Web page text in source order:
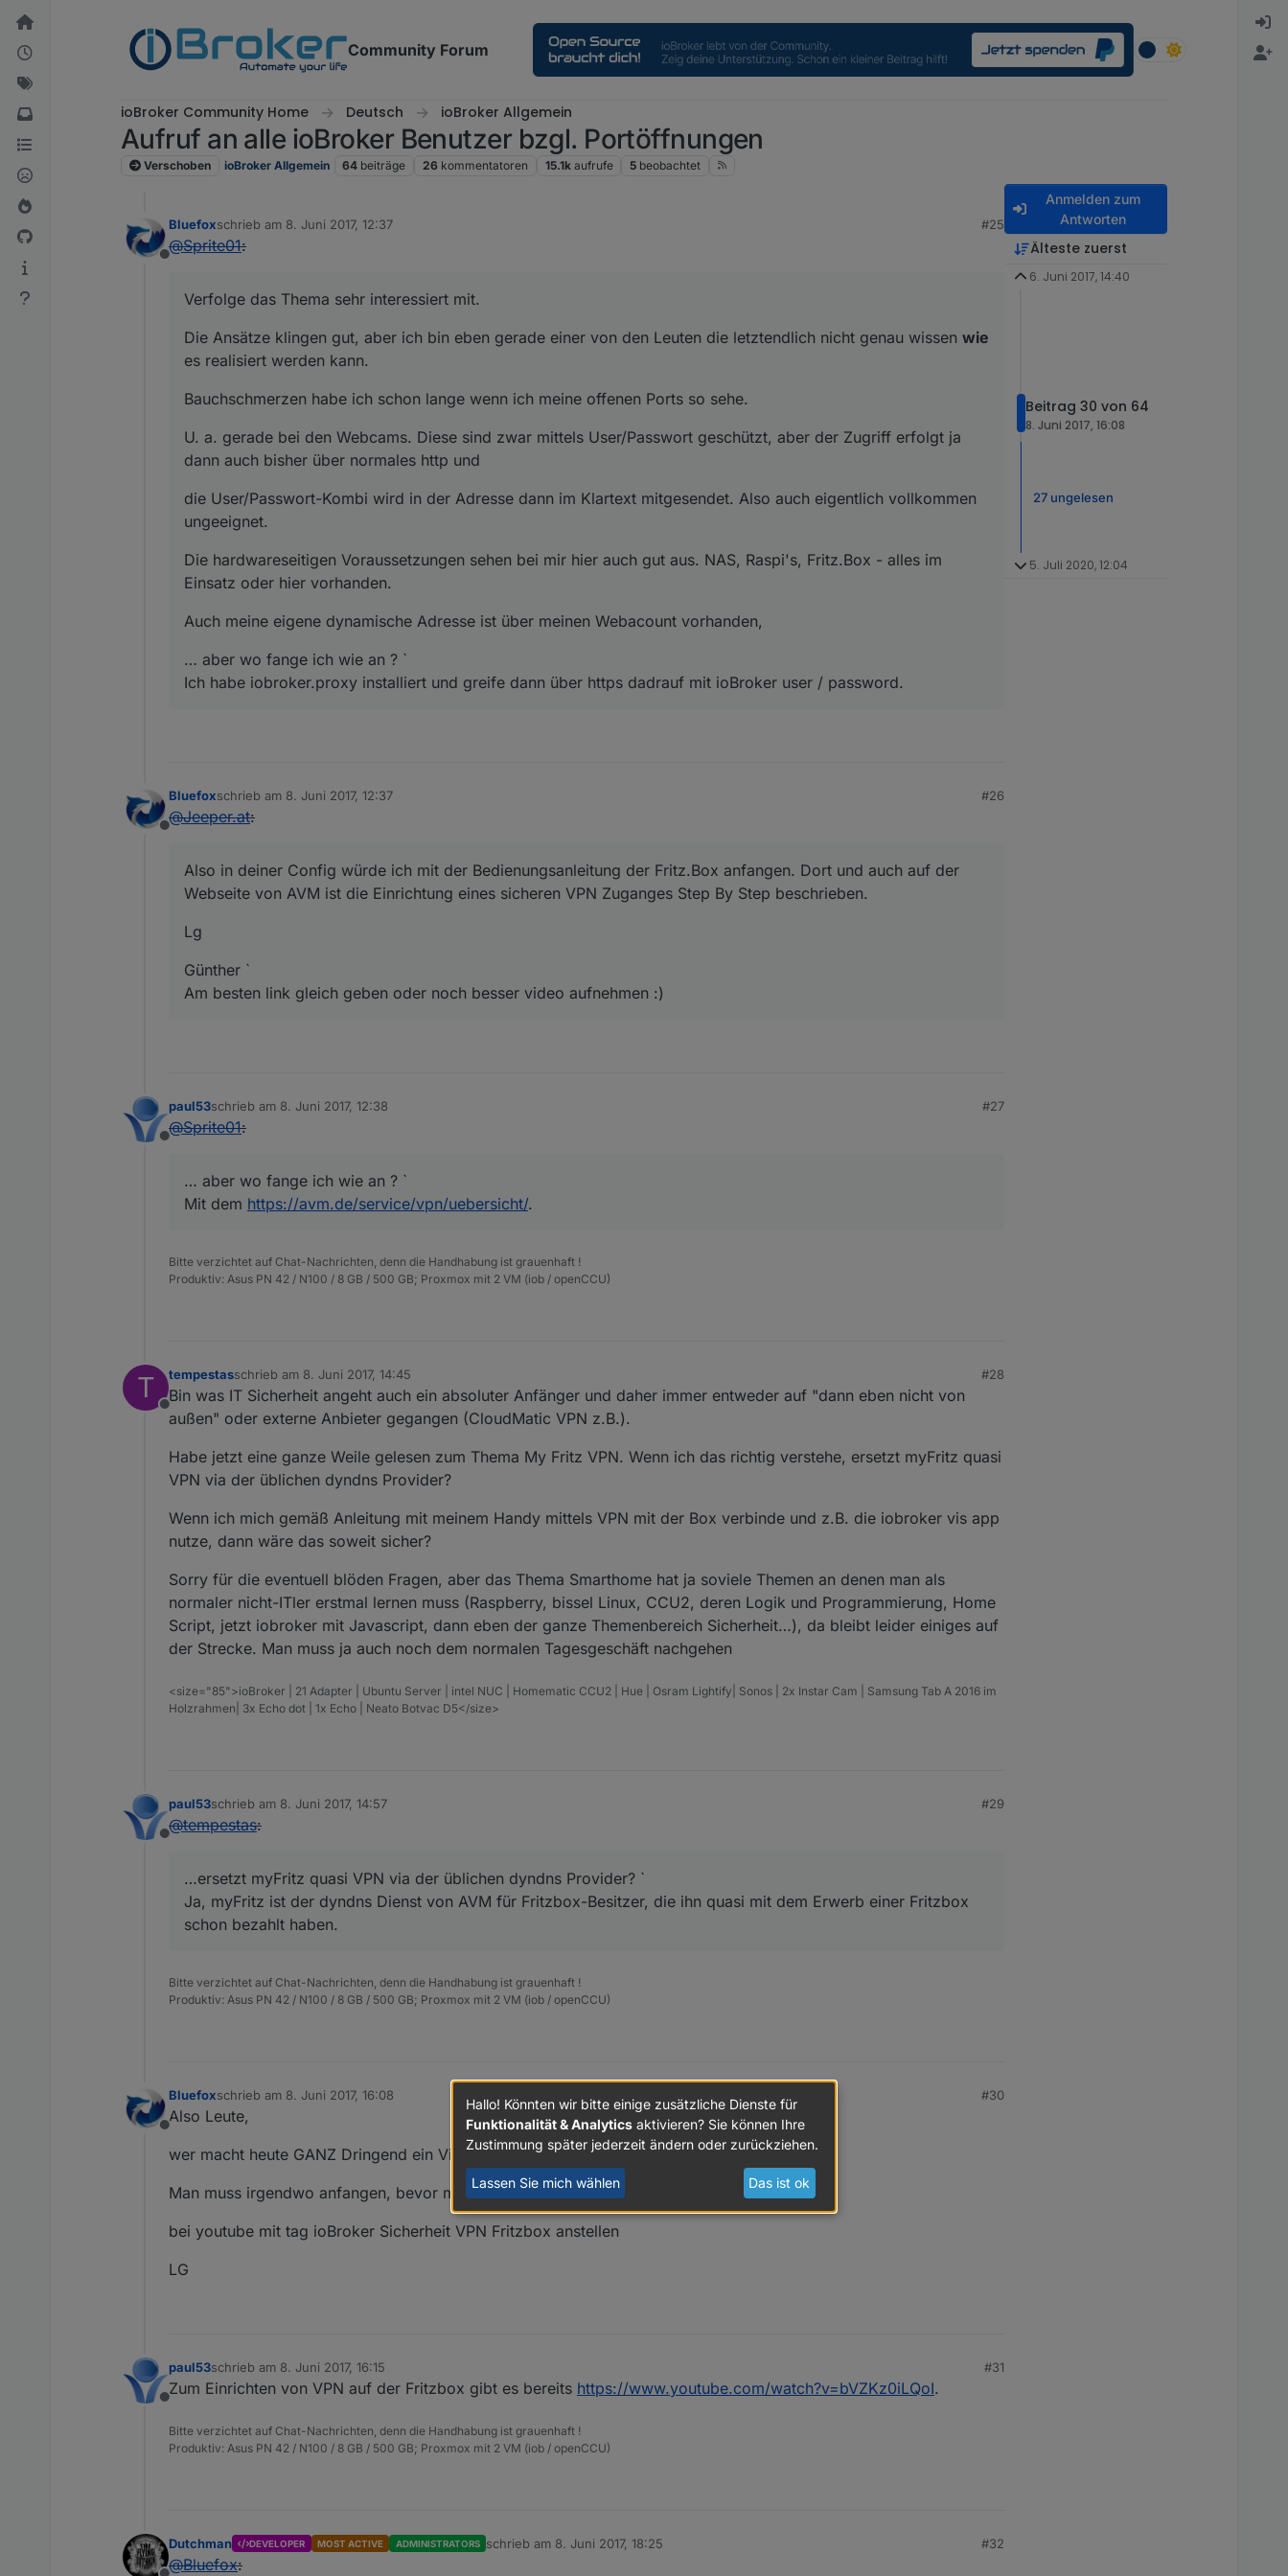
Weiter zum Inhalt
Community Forum
ioBroker Community Home Deutsch ioBroker Allgemein
Aufruf an alle ioBroker Benutzer bzgl. Portöffnungen
Verschoben ioBroker Allgemein 64 beiträge 26 kommentatoren 15.1k aufrufe 5 beobachtet
Offline
Bluefoxschrieb am 8. Juni 2017, 12:37
zuletzt editiert von
#25
@Sprite01:
Verfolge das Thema sehr interessiert mit.
Die Ansätze klingen gut, aber ich bin eben gerade einer von den Leuten die letztendlich nicht genau wissen wie
es realisiert werden kann.
Bauchschmerzen habe ich schon lange wenn ich meine offenen Ports so sehe.
U. a. gerade bei den Webcams. Diese sind zwar mittels User/Passwort geschützt, aber der Zugriff erfolgt ja
dann auch bisher über normales http und
die User/Passwort-Kombi wird in der Adresse dann im Klartext mitgesendet. Also auch eigentlich vollkommen
ungeeignet.
Die hardwareseitigen Voraussetzungen sehen bei mir hier auch gut aus. NAS, Raspi's, Fritz.Box - alles im
Einsatz oder hier vorhanden.
Auch meine eigene dynamische Adresse ist über meinen Webacount vorhanden,
… aber wo fange ich wie an ? `
Ich habe iobroker.proxy installiert und greife dann über https dadrauf mit ioBroker user / password.
Offline
Bluefoxschrieb am 8. Juni 2017, 12:37
zuletzt editiert von
#26
@Jeeper.at:
Also in deiner Config würde ich mit der Bedienungsanleitung der Fritz.Box anfangen. Dort und auch auf der
Webseite von AVM ist die Einrichtung eines sicheren VPN Zuganges Step By Step beschrieben.
Lg
Günther `
Am besten link gleich geben oder noch besser video aufnehmen :)
Offline
paul53schrieb am 8. Juni 2017, 12:38
zuletzt editiert von
#27
@Sprite01:
… aber wo fange ich wie an ? `
Mit dem https://avm.de/service/vpn/uebersicht/.
Bitte verzichtet auf Chat-Nachrichten, denn die Handhabung ist grauenhaft !
Produktiv: Asus PN 42 / N100 / 8 GB / 500 GB; Proxmox mit 2 VM (iob / openCCU)
T
Offline
tempestasschrieb am 8. Juni 2017, 14:45
zuletzt editiert von
#28
Bin was IT Sicherheit angeht auch ein absoluter Anfänger und daher immer entweder auf "dann eben nicht von
außen" oder externe Anbieter gegangen (CloudMatic VPN z.B.).
Habe jetzt eine ganze Weile gelesen zum Thema My Fritz VPN. Wenn ich das richtig verstehe, ersetzt myFritz quasi
VPN via der üblichen dyndns Provider?
Wenn ich mich gemäß Anleitung mit meinem Handy mittels VPN mit der Box verbinde und z.B. die iobroker vis app
nutze, dann wäre das soweit sicher?
Sorry für die eventuell blöden Fragen, aber das Thema Smarthome hat ja soviele Themen an denen man als
normaler nicht-ITler erstmal lernen muss (Raspberry, bissel Linux, CCU2, deren Logik und Programmierung, Home
Script, jetzt iobroker mit Javascript, dann eben der ganze Themenbereich Sicherheit…), da bleibt leider einiges auf
der Strecke. Man muss ja auch noch dem normalen Tagesgeschäft nachgehen
<size="85">ioBroker | 21 Adapter | Ubuntu Server | intel NUC | Homematic CCU2 | Hue | Osram Lightify| Sonos | 2x Instar Cam | Samsung Tab A 2016 im
Holzrahmen| 3x Echo dot | 1x Echo | Neato Botvac D5</size>
Offline
paul53schrieb am 8. Juni 2017, 14:57
zuletzt editiert von
#29
@tempestas:
…ersetzt myFritz quasi VPN via der üblichen dyndns Provider? `
Ja, myFritz ist der dyndns Dienst von AVM für Fritzbox-Besitzer, die ihn quasi mit dem Erwerb einer Fritzbox
schon bezahlt haben.
Bitte verzichtet auf Chat-Nachrichten, denn die Handhabung ist grauenhaft !
Produktiv: Asus PN 42 / N100 / 8 GB / 500 GB; Proxmox mit 2 VM (iob / openCCU)
Offline
Bluefoxschrieb am 8. Juni 2017, 16:08
zuletzt editiert von
#30
Also Leute,
wer macht heute GANZ Dringend ein Video, kurz, mit Handy, 1 min reicht!
Man muss irgendwo anfangen, bevor man Ausführliche Anleitung mit tutorials gemacht hat.
bei youtube mit tag ioBroker Sicherheit VPN Fritzbox anstellen
LG
Offline
paul53schrieb am 8. Juni 2017, 16:15
zuletzt editiert von
#31
Zum Einrichten von VPN auf der Fritzbox gibt es bereits https://www.youtube.com/watch?v=bVZKz0iLQoI.
Bitte verzichtet auf Chat-Nachrichten, denn die Handhabung ist grauenhaft !
Produktiv: Asus PN 42 / N100 / 8 GB / 500 GB; Proxmox mit 2 VM (iob / openCCU)
Dutchman DEVELOPER MOST ACTIVE ADMINISTRATORS schrieb am 8. Juni 2017, 18:25
zuletzt editiert von
#32
@Bluefox:
Anmelden zum
Antworten
Älteste zuerst
6. Juni 2017, 14:40
Beitrag 30 von 64
8. Juni 2017, 16:08
27 ungelesen
5. Juli 2020, 12:04
Hallo! Könnten wir bitte einige zusätzliche Dienste für
Funktionalität & Analytics aktivieren? Sie können Ihre
Zustimmung später jederzeit ändern oder zurückziehen.
Lassen Sie mich wählen Das ist ok